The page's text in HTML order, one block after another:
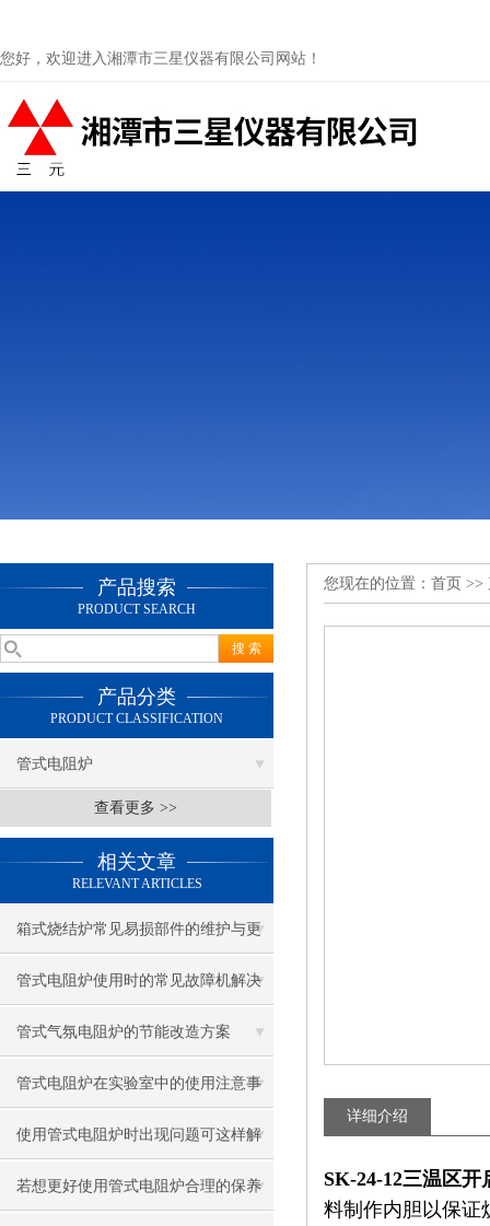
您好，欢迎进入湘潭市三星仪器有限公司网站！
产品搜索
PRODUCT SEARCH
产品分类
PRODUCT CLASSIFICATION
管式电阻炉
查看更多 >>
相关文章
RELEVANT ARTICLES
箱式烧结炉常见易损部件的维护与更
换指南
管式电阻炉使用时的常见故障机解决
方法
管式气氛电阻炉的节能改造方案
管式电阻炉在实验室中的使用注意事
项有哪些？
使用管式电阻炉时出现问题可这样解
决
若想更好使用管式电阻炉合理的保养
您现在的位置： 首页 >>
详细介绍
SK-24-12三温区
料制作内胆以保